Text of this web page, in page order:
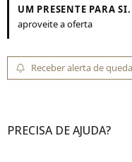
UM PRESENTE PARA SI.
aproveite a oferta
Receber alerta de
PRECISA DE AJUDA?